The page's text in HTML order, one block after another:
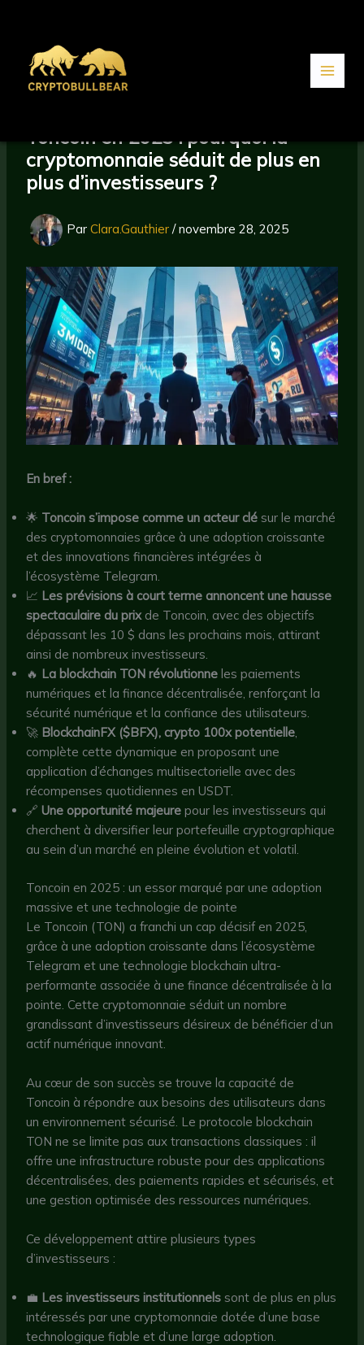
Toncoin en 2025 : pourquoi la
cryptomonnaie séduit de plus en
plus d’investisseurs ?
ParClara.Gauthier/novembre 28, 2025
En bref :
🌟 Toncoin s’impose comme un acteur clé sur le marché
des cryptomonnaies grâce à une adoption croissante
et des innovations financières intégrées à
l’écosystème Telegram.
📈 Les prévisions à court terme annoncent une hausse
spectaculaire du prixde Toncoin, avec des objectifs
dépassant les 10 $ dans les prochains mois, attirant
ainsi de nombreux investisseurs.
🔥 La blockchain TON révolutionne les paiements
numériques et la finance décentralisée, renforçant la
sécurité numérique et la confiance des utilisateurs.
🚀 BlockchainFX ($BFX), crypto 100x potentielle,
complète cette dynamique en proposant une
application d’échanges multisectorielle avec des
récompenses quotidiennes en USDT.
🔗Une opportunité majeure pour les investisseurs qui
cherchent à diversifier leur portefeuille cryptographique
au sein d’un marché en pleine évolution et volatil.
Toncoin en 2025 : un essor marqué par une adoption
massive et une technologie de pointe
Le Toncoin (TON) a franchi un cap décisif en 2025,
grâce à une adoption croissante dans l’écosystème
Telegram et une technologie blockchain ultra-
performante associée à une finance décentralisée à la
pointe. Cette cryptomonnaie séduit un nombre
grandissant d’investisseurs désireux de bénéficier d’un
actif numérique innovant.
Au cœur de son succès se trouve la capacité de
Toncoin à répondre aux besoins des utilisateurs dans
un environnement sécurisé. Le protocole blockchain
TON ne se limite pas aux transactions classiques : il
offre une infrastructure robuste pour des applications
décentralisées, des paiements rapides et sécurisés, et
une gestion optimisée des ressources numériques.
Ce développement attire plusieurs types
d’investisseurs :
💼 Les investisseurs institutionnels sont de plus en plus
intéressés par une cryptomonnaie dotée d’une base
technologique fiable et d’une large adoption.